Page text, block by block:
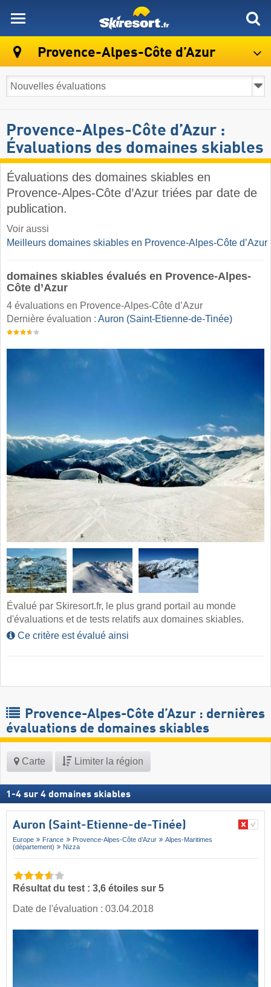
Provence-Alpes-Côte d’Azur
Provence-Alpes-Côte d’Azur :
Évaluations des domaines skiables
Évaluations des domaines skiables en
Provence-Alpes-Côte d’Azur triées par date de
publication.
Voir aussi
Meilleurs domaines skiables en Provence-Alpes-Côte d’Azur
domaines skiables évalués en Provence-Alpes-
Côte d’Azur
4 évaluations en Provence-Alpes-Côte d’Azur
Dernière évaluation : Auron (Saint-Etienne-de-Tinée)
Évalué par Skiresort.fr, le plus grand portail au monde
d'évaluations et de tests relatifs aux domaines skiables.
Ce critère est évalué ainsi
Provence-Alpes-Côte d’Azur : dernières
évaluations de domaines skiables
Carte Limiter la région
1 -4 sur 4 domaines skiables
Auron (Saint-Etienne-de-Tinée)
Europe France Provence-Alpes-Côte d’Azur
Alpes-Maritimes
(département)
Nizza
Résultat du test : 3,6 étoiles sur 5
Date de l'évaluation : 03.04.2018